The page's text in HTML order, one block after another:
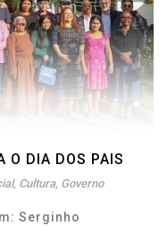
O DIA DOS PAIS
, Cultura, Governo
Serginho